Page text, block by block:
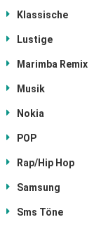
Klassische
Lustige
Marimba Remix
Musik
Nokia
POP
Rap/Hip Hop
Samsung
Sms Töne